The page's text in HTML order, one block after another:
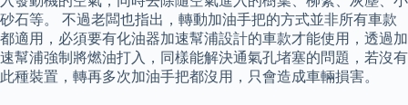
砂石等。 不過老闆也指出，轉動加油手把的方式並非所有車款
都適用，必須要有化油器加速幫浦設計的車款才能使用，透過加
速幫浦強制將燃油打入，同樣能解決通氣孔堵塞的問題，若沒有
此種裝置，轉再多次加油手把都沒用，只會造成車輛損害。